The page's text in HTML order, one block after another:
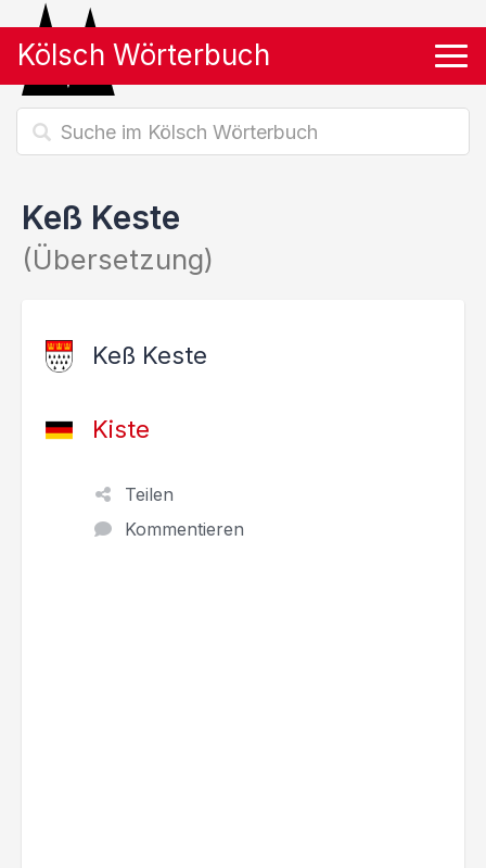
Kölsch Wörterbuch
Keß Keste
(Übersetzung)
Keß Keste
Kiste
Teilen
Kommentieren